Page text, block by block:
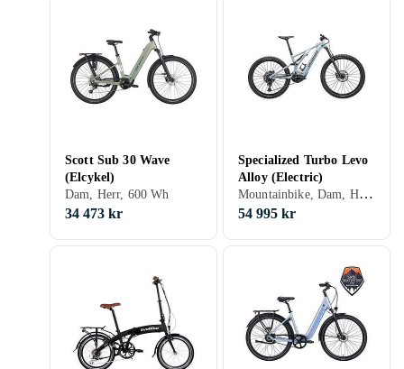
Scott Sub 30 Wave
(Elcykel)
Dam, Herr, 600 Wh
34 473 kr
Specialized Turbo Levo
Alloy (Electric)
Mountainbike, Dam, Herr, Junior, Mittmonterad, 840 Wh
54 995 kr